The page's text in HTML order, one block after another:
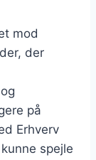
mod
der
på
Erhverv
spejle